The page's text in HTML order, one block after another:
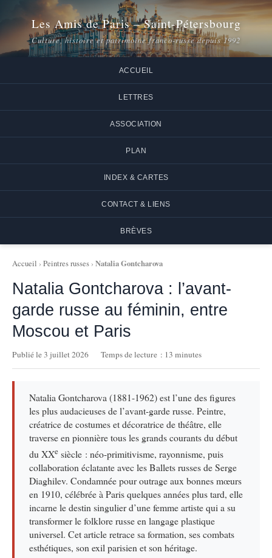
Les Amis de Paris – Saint-Pétersbourg
Culture, histoire et patrimoine franco-russe depuis 1992
ACCUEIL
LETTRES
ASSOCIATION
PLAN
INDEX & CARTES
CONTACT & LIENS
BRÈVES
Accueil › Peintres russes › Natalia Gontcharova
Natalia Gontcharova : l’avant-
garde russe au féminin, entre
Moscou et Paris
Publié le 3 juillet 2026 Temps de lecture : 13 minutes
Natalia Gontcharova (1881-1962) est l’une des figures
les plus audacieuses de l’avant-garde russe. Peintre,
créatrice de costumes et décoratrice de théâtre, elle
traverse en pionnière tous les grands courants du début
du XXesiècle : néo-primitivisme, rayonnisme, puis
collaboration éclatante avec les Ballets russes de Serge
Diaghilev. Condamnée pour outrage aux bonnes mœurs
en 1910, célébrée à Paris quelques années plus tard, elle
incarne le destin singulier d’une femme artiste qui a su
transformer le folklore russe en langage plastique
universel. Cet article retrace sa formation, ses combats
esthétiques, son exil parisien et son héritage.